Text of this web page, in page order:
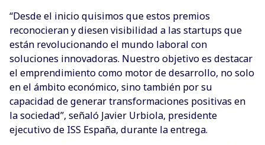
“Desde el inicio quisimos que estos premios
reconocieran y diesen visibilidad a las startups que
están revolucionando el mundo laboral con
soluciones innovadoras. Nuestro objetivo es destacar
el emprendimiento como motor de desarrollo, no solo
en el ámbito económico, sino también por su
capacidad de generar transformaciones positivas en
la sociedad”, señaló Javier Urbiola, presidente
ejecutivo de ISS España, durante la entrega.